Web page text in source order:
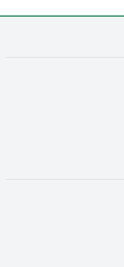
opens in new